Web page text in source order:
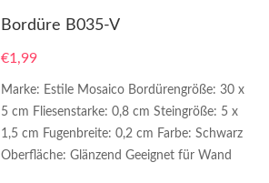
Bordüre B035-V
€1,99
Marke: Estile Mosaico Bordürengröße: 30 x
5 cm Fliesenstarke: 0,8 cm Steingröße: 5 x
1,5 cm Fugenbreite: 0,2 cm Farbe: Schwarz
Oberfläche: Glänzend Geeignet für Wand